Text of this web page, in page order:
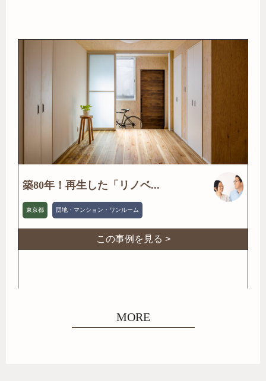
築80年！再生した「リノベ...
東京都 団地・マンション・ワンルーム
この事例を見る >
MORE